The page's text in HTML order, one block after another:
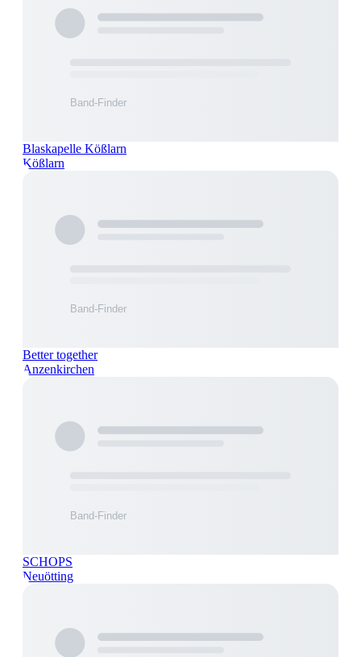
Blaskapelle Kößlarn
Kößlarn
Better together
Anzenkirchen
SCHOPS
Neuötting